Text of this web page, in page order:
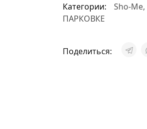
Категории:
Sho-Me,
ПАРКОВКЕ
Поделиться: